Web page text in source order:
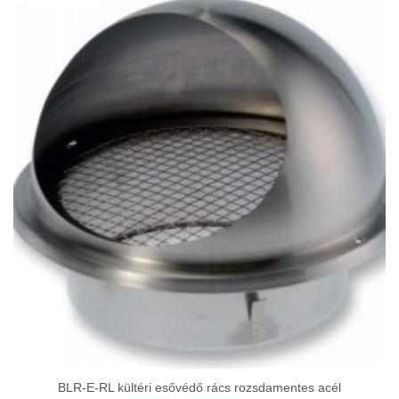
BLR-E-RL kültéri esővédő rács rozsdamentes acél